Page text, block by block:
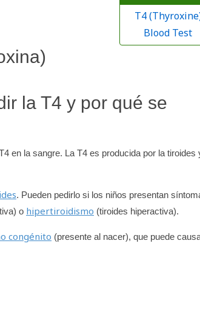
T4
Blood Test
la T4 y por qué se
en la sangre. La T4 es producida por la tiroides
. Pueden pedirlo si los niños presentan
o hipertiroidismo (tiroides hiperactiva).
congénito (presente al nacer), que puede